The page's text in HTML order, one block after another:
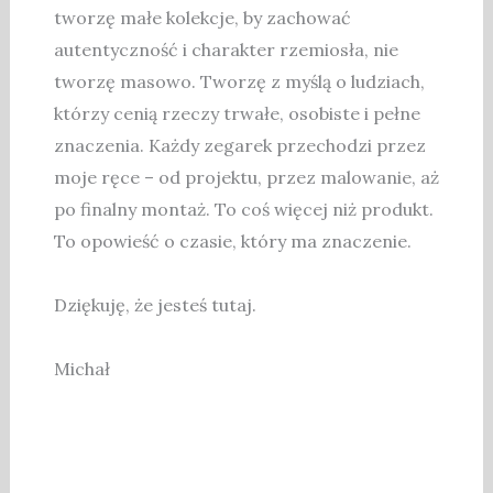
tworzę małe kolekcje, by zachować
autentyczność i charakter rzemiosła, nie
tworzę masowo. Tworzę z myślą o ludziach,
którzy cenią rzeczy trwałe, osobiste i pełne
znaczenia. Każdy zegarek przechodzi przez
moje ręce – od projektu, przez malowanie, aż
po finalny montaż. To coś więcej niż produkt.
To opowieść o czasie, który ma znaczenie.
Dziękuję, że jesteś tutaj.
Michał